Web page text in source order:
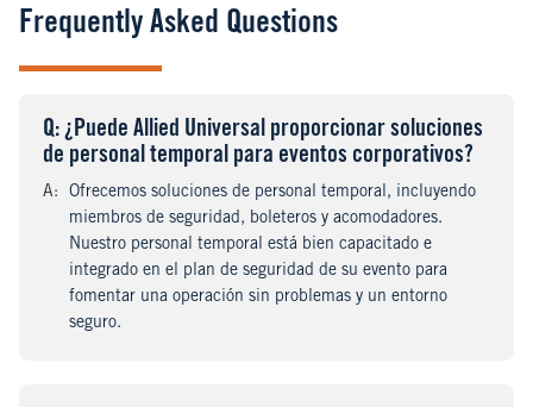
Frequently Asked Questions
Question
: ¿Puede Allied Universal proporcionar soluciones
de personal temporal para eventos corporativos?
Answer
:
Ofrecemos soluciones de personal temporal, incluyendo
miembros de seguridad, boleteros y acomodadores.
Nuestro personal temporal está bien capacitado e
integrado en el plan de seguridad de su evento para
fomentar una operación sin problemas y un entorno
seguro.